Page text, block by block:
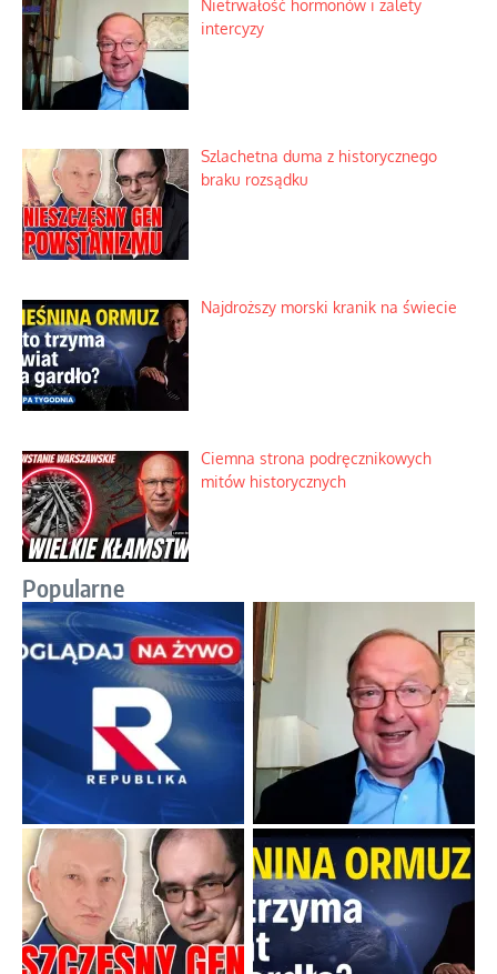
Nietrwałość hormonów i zalety
intercyzy
Szlachetna duma z historycznego
braku rozsądku
Najdroższy morski kranik na świecie
Ciemna strona podręcznikowych
mitów historycznych
Popularne